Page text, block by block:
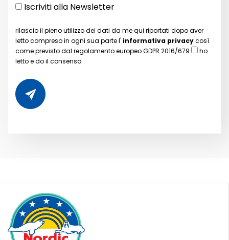
Iscriviti alla Newsletter
rilascio il pieno utilizzo dei dati da me qui riportati dopo aver
letto compreso in ogni sua parte l' informativa privacycosì
come previsto dal regolamento europeo GDPR 2016/679
ho
letto e do il consenso